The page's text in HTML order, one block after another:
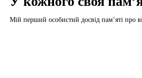
Мій перший особистий досвід пам’яті про